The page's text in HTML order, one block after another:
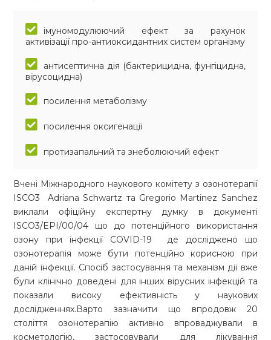
імуномодулюючий ефект за рахунок
активізації про-антиоксидантних систем організму
антисептична дія (бактерицидна, фунгіцидна,
вірусоцидна)
посилення метаболізму
посилення оксигенації
протизапальний та знеболюючий ефект
Вчені Міжнародного наукового комітету з озонотерапії
ISCO3 Adriana Schwartz та Gregorio Martinez Sanchez
виклали офіційну експертну думку в документі
ISCO3/EPI/00/04 що до потенційного використання
озону при інфекції COVID-19 де досліджено що
озонотерапія може бути потенційно корисною при
даній інфекції. Спосіб застосування та механізм дії вже
були клінічно доведені для інших вірусних інфекцій та
показали високу ефективність у наукових
дослідженнях.Варто зазначити що впродовж 20
століття озонотерапію активно впроваджували в
косметологію, застосовували для лікування